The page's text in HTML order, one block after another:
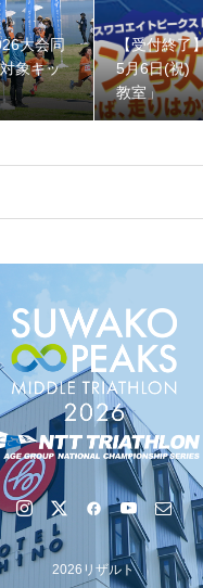
費無料! 5月6日(祝) 「小学
地域６市町村連絡会議を開
大会同
象キッ
【受付終了
5月6日(祝)
教室」
2026リザルト